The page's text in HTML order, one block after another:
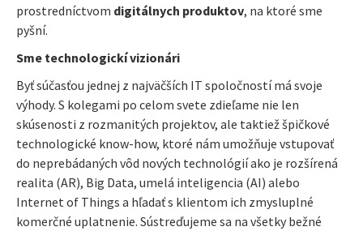
prostredníctvom digitálnych produktov, na ktoré sme
pyšní.
Sme technologickí vizionári
Byť súčasťou jednej z najväčších IT spoločností má svoje
výhody. S kolegami po celom svete zdieľame nie len
skúsenosti z rozmanitých projektov, ale taktiež špičkové
technologické know-how, ktoré nám umožňuje vstupovať
do neprebádaných vôd nových technológií ako je rozšírená
realita (AR), Big Data, umelá inteligencia (AI) alebo
Internet of Things a hľadať s klientom ich zmysluplné
komerčné uplatnenie. Sústreďujeme sa na všetky bežné